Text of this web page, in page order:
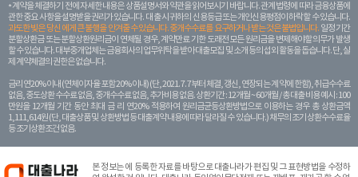
계약을 체결하기 전에 자세한 내용은 상품설명서와 약관을 읽어보시기 바랍니다. 관계 법령에 따라 금융상품에
관한 중요 사항을 설명받을 권리가 있습니다. 대 출 시 귀하의 신용등급 또는 개인신용평점이 하락할 수 있습니다.
과도한 빚은 당신 에게 큰 불행을 안겨줄 수 있습니다. 중개수수료를 요구하거나 받는 것은 불법입니다. 일정 기간
분할상환금 또는 분할상환원리금이 연체될 경우, 계약만료 기한 도래전 모든 원리금을 변제해야할 의무가 발생
할 수 있습니다. 대부중개업체는 금융회사의 업무위탁을 받아 대출모집 및 소개 등의 섭외 활동을 돕습니다. 단, 실
제 계약체결의 권한은 없습니다.
금리 연20% 이내 (연체이자율 포함 20% 이내) (단, 2021. 7. 7부터 체결, 갱신, 연장되는 계 약에 한함), 취급수수료
없음, 중도상환 수수료 없음, 중개수수료 없음, 추가비용 없음. 상환기간 : 12개월 ~ 60개월 / 총 대출 비용 예시 : 100
만원을 12개월 기간 동안 최대 금 리 연20% 적용하여 원리금균등상환방법으로 이용하는 경우 총 상환금액
1,111,614원 (단, 대출상품 및 상환방법 등 대출계약 내용에 따라 달라질 수 있습니다.) 채무의 조기 상환수수료율
등 조기상환조건 없음.
본 정보는에 등록한 자료를 바탕으로 대출나라가 편집 및 그 표현방법을 수정하